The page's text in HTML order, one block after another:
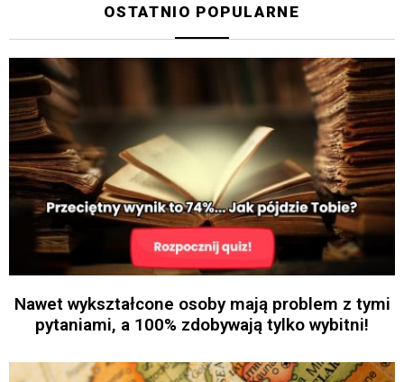
OSTATNIO POPULARNE
Nawet wykształcone osoby mają problem z tymi
pytaniami, a 100% zdobywają tylko wybitni!